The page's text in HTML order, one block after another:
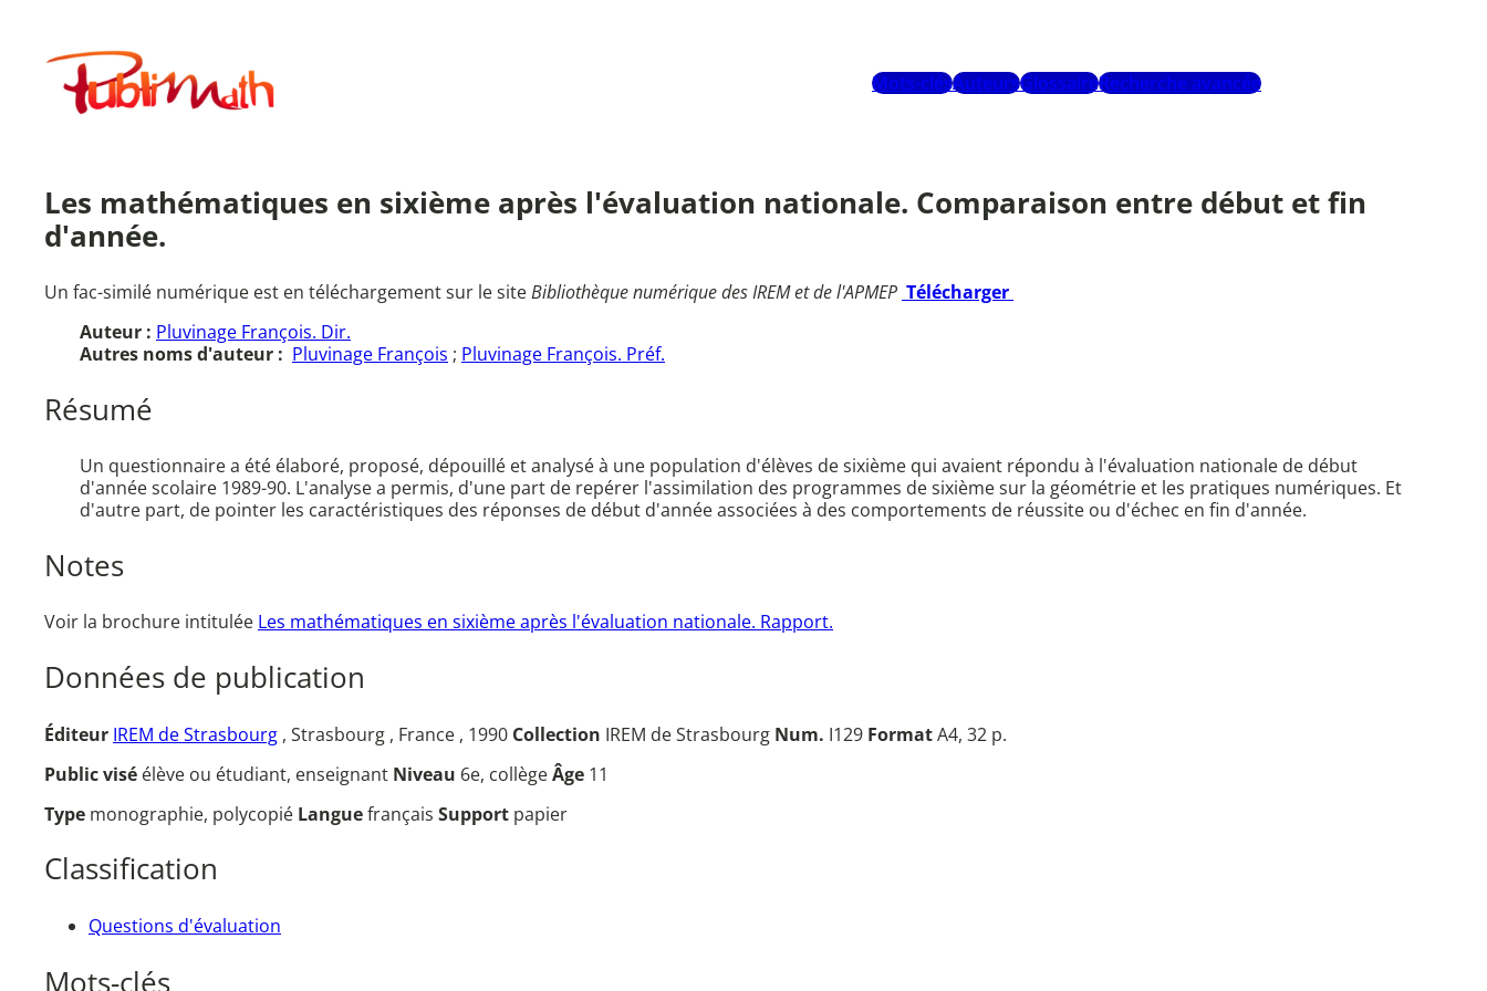
contenuPublimath
Mots-clésAuteursGlossaireRecherche avancée
Les mathématiques en sixième après l'évaluation nationale. Comparaison entre début et fin
d'année.
Un fac-similé numérique est en téléchargement sur le siteBibliothèque numérique des IREM et de l'APMEP Télécharger
Auteur : Pluvinage François. Dir.
Autres noms d'auteur : Pluvinage François ; Pluvinage François. Préf.
Résumé
Un questionnaire a été élaboré, proposé, dépouillé et analysé à une population d'élèves de sixième qui avaient répondu à l'évaluation nationale de début
d'année scolaire 1989-90. L'analyse a permis, d'une part de repérer l'assimilation des programmes de sixième sur la géométrie et les pratiques numériques. Et
d'autre part, de pointer les caractéristiques des réponses de début d'année associées à des comportements de réussite ou d'échec en fin d'année.
Notes
Voir la brochure intitulée Les mathématiques en sixième après l'évaluation nationale. Rapport.
Données de publication
Éditeur IREM de Strasbourg , Strasbourg , France , 1990 Collection IREM de Strasbourg Num. I129 FormatA4, 32 p.
Public visé élève ou étudiant, enseignant Niveau 6e, collègeÂge 11
Type monographie, polycopié Languefrançais Support papier
Classification
Questions d'évaluation
Mots-clés